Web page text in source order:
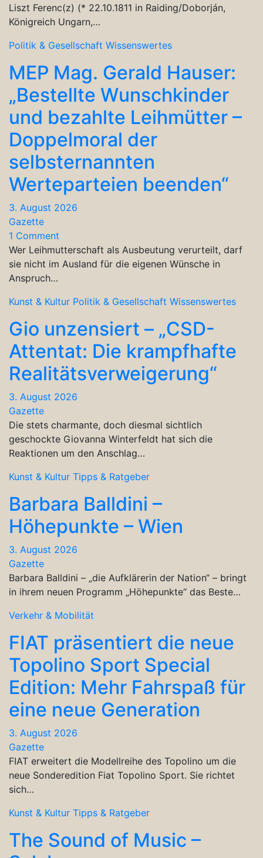
Liszt Ferenc(z) (* 22.10.1811 in Raiding/Doborján,
Königreich Ungarn,…
Politik & Gesellschaft Wissenswertes
MEP Mag. Gerald Hauser:
„Bestellte Wunschkinder
und bezahlte Leihmütter –
Doppelmoral der
selbsternannten
Werteparteien beenden“
3. August 2026
Gazette
1 Comment
Wer Leihmutterschaft als Ausbeutung verurteilt, darf
sie nicht im Ausland für die eigenen Wünsche in
Anspruch…
Kunst & Kultur Politik & Gesellschaft Wissenswertes
Gio unzensiert – „CSD-
Attentat: Die krampfhafte
Realitätsverweigerung“
3. August 2026
Gazette
Die stets charmante, doch diesmal sichtlich
geschockte Giovanna Winterfeldt hat sich die
Reaktionen um den Anschlag…
Kunst & Kultur Tipps & Ratgeber
Barbara Balldini –
Höhepunkte – Wien
3. August 2026
Gazette
Barbara Balldini – „die Aufklärerin der Nation“ – bringt
in ihrem neuen Programm „Höhepunkte“ das Beste…
Verkehr & Mobilität
FIAT präsentiert die neue
Topolino Sport Special
Edition: Mehr Fahrspaß für
eine neue Generation
3. August 2026
Gazette
FIAT erweitert die Modellreihe des Topolino um die
neue Sonderedition Fiat Topolino Sport. Sie richtet
sich…
Kunst & Kultur Tipps & Ratgeber
The Sound of Music –